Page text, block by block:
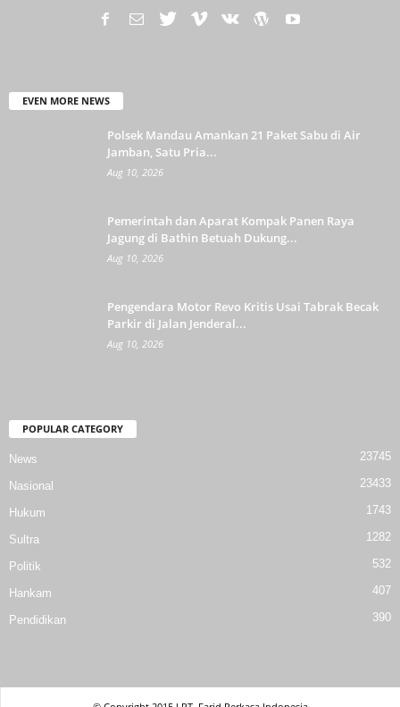
EVEN MORE NEWS
Polsek Mandau Amankan 21 Paket Sabu di Air
Jamban, Satu Pria...
Aug 10, 2026
Pemerintah dan Aparat Kompak Panen Raya
Jagung di Bathin Betuah Dukung...
Aug 10, 2026
Pengendara Motor Revo Kritis Usai Tabrak Becak
Parkir di Jalan Jenderal...
Aug 10, 2026
POPULAR CATEGORY
News 23745
Nasional 23433
Hukum 1743
Sultra 1282
Politik 532
Hankam 407
Pendidikan 390